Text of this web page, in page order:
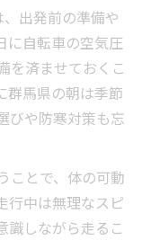
出発前の準備や
に自転車の空気圧
を済ませておくこ
群馬県の朝は季節
びや防寒対策も忘
ことで、体の可動
行中は無理なスピ
識しながら走るこ